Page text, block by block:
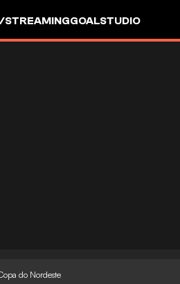
STREAMINGGOALSTUDIO
do Nordeste